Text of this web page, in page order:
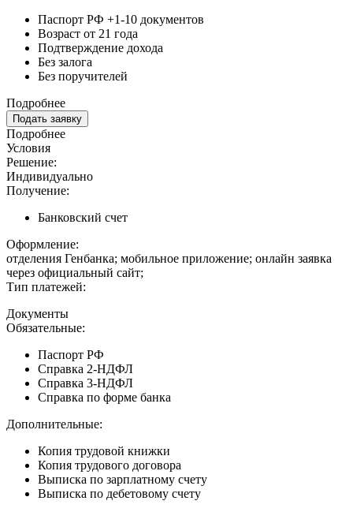
Паспорт РФ +1-10 документов
Возраст от 21 года
Подтверждение дохода
Без залога
Без поручителей
Подробнее
Подать заявку
Подробнее
Условия
Решение:
Индивидуально
Получение:
Банковский счет
Оформление:
отделения Генбанка; мобильное приложение; онлайн заявка
через официальный сайт;
Тип платежей:
Документы
Обязательные:
Паспорт РФ
Справка 2-НДФЛ
Справка 3-НДФЛ
Справка по форме банка
Дополнительные:
Копия трудовой книжки
Копия трудового договора
Выписка по зарплатному счету
Выписка по дебетовому счету